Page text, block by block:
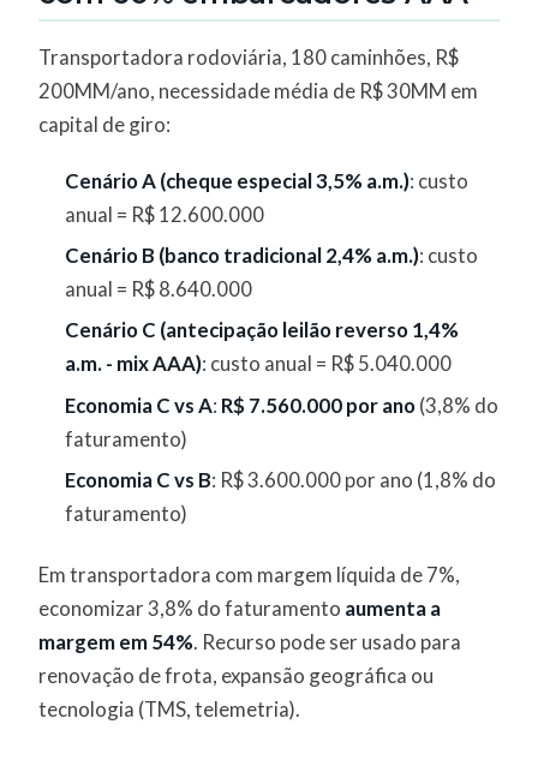
Transportadora rodoviária, 180 caminhões, R$
200MM/ano, necessidade média de R$ 30MM em
capital de giro:
Cenário A (cheque especial 3,5% a.m.): custo
anual = R$ 12.600.000
Cenário B (banco tradicional 2,4% a.m.): custo
anual = R$ 8.640.000
Cenário C (antecipação leilão reverso 1,4%
a.m. - mix AAA): custo anual = R$ 5.040.000
Economia C vs A: R$ 7.560.000 por ano(3,8% do
faturamento)
Economia C vs B: R$ 3.600.000 por ano (1,8% do
faturamento)
Em transportadora com margem líquida de 7%,
economizar 3,8% do faturamento aumenta a
margem em 54%. Recurso pode ser usado para
renovação de frota, expansão geográfica ou
tecnologia (TMS, telemetria).